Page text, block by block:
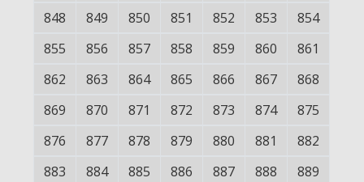
848
849 850 851 852 853
854
855
856 857 858 859 860
861
862
863 864 865 866 867
868
869
870 871 872 873 874
875
876
877 878 879 880 881
882
883
884 885 886 887 888
889